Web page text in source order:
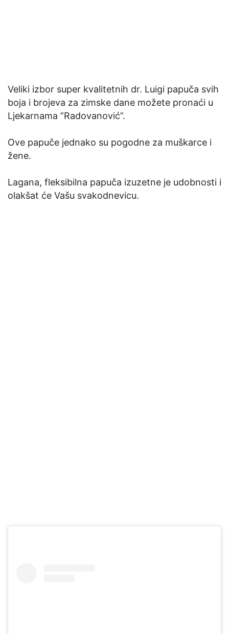
Veliki izbor super kvalitetnih dr. Luigi papuča svih
boja i brojeva za zimske dane možete pronaći u
Ljekarnama ”Radovanović”.
Ove papuče jednako su pogodne za muškarce i
žene.
Lagana, fleksibilna papuča izuzetne je udobnosti i
olakšat će Vašu svakodnevicu.